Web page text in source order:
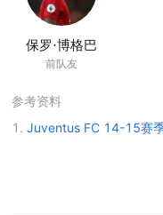
保罗·博格巴
前队友
参考资料
1. Juventus FC 14-15赛